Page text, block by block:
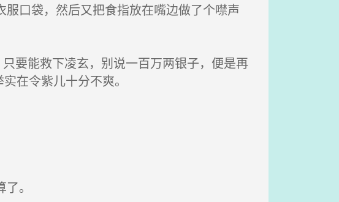
口袋，然后又把食指放在嘴边做了个噤声
要能救下凌玄，别说一百万两银子，便是再
在令紫儿十分不爽。
。